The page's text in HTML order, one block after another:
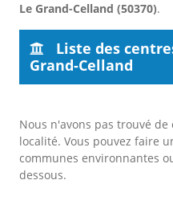
Le Grand-Celland (50370).
Liste des
Grand-Celland
Nous n'avons pas trouvé
localité. Vous pouvez faire
communes environnantes
dessous.